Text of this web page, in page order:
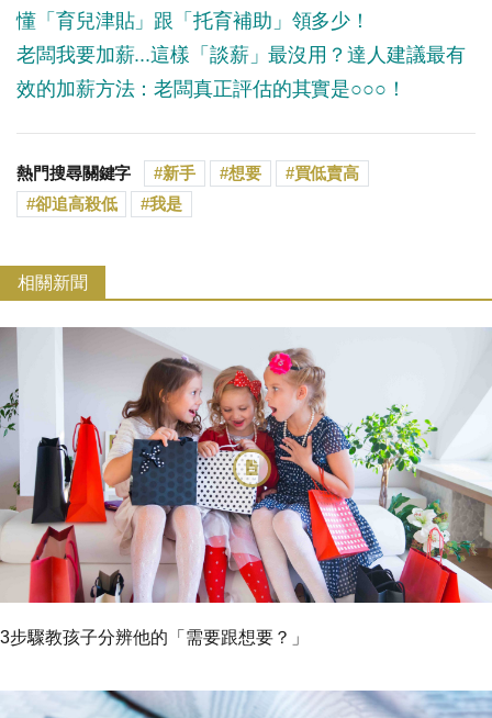
懂「育兒津貼」跟「托育補助」領多少！
老闆我要加薪...這樣「談薪」最沒用？達人建議最有
效的加薪方法：老闆真正評估的其實是○○○！
熱門搜尋關鍵字 新手 想要
買低賣高
卻追高殺低
我是
相關新聞
3步驟教孩子分辨他的「需要跟想要？」